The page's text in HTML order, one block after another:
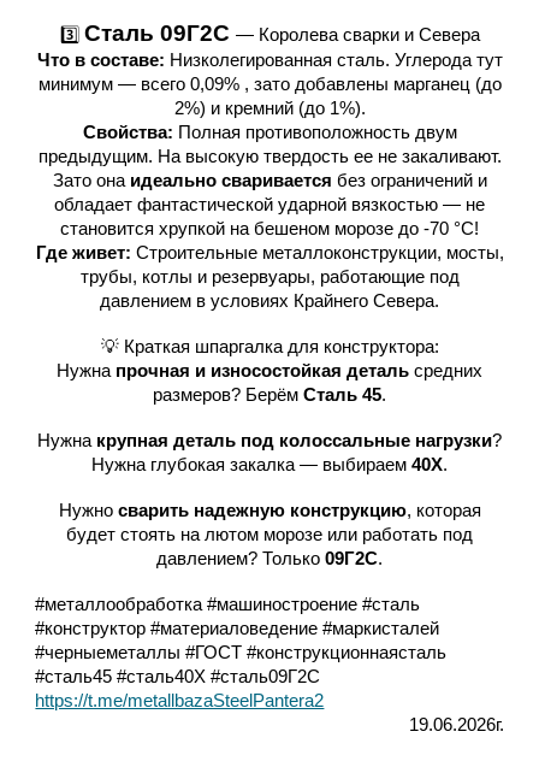
3️⃣ Сталь 09Г2С — Королева сварки и Севера
Что в составе: Низколегированная сталь. Углерода тут
минимум — всего 0,09% , зато добавлены марганец (до
2%) и кремний (до 1%).
Свойства: Полная противоположность двум
предыдущим. На высокую твердость ее не закаливают.
Зато она идеально сваривается без ограничений и
обладает фантастической ударной вязкостью — не
становится хрупкой на бешеном морозе до -70 °C!
Где живет: Строительные металлоконструкции, мосты,
трубы, котлы и резервуары, работающие под
давлением в условиях Крайнего Севера.
💡 Краткая шпаргалка для конструктора:
Нужна прочная и износостойкая деталь средних
размеров? Берём Сталь 45.
Нужна крупная деталь под колоссальные нагрузки?
Нужна глубокая закалка — выбираем 40Х.
Нужно сварить надежную конструкцию, которая
будет стоять на лютом морозе или работать под
давлением? Только 09Г2С.
#металлообработка #машиностроение #сталь
#конструктор #материаловедение #маркисталей
#черныеметаллы #ГОСТ #конструкционнаясталь
#сталь45 #сталь40Х #сталь09Г2С
https://t.me/metallbazaSteelPantera2
19.06.2026г.